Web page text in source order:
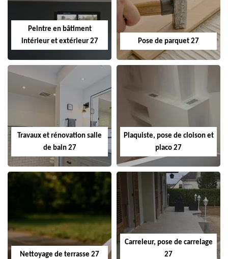
Peintre en bâtiment
intérieur et extérieur 27
Pose de parquet 27
Travaux et rénovation salle
de bain 27
Plaquiste, pose de cloison et
placo 27
Nettoyage de terrasse 27
Carreleur, pose de carrelage
27